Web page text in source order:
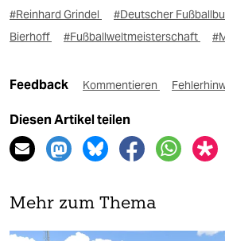
#Reinhard Grindel
#Deutscher
Bierhoff
#Fußballweltmeisterschaft
Feedback Kommentieren
Diesen Artikel teilen
Mehr zum Thema